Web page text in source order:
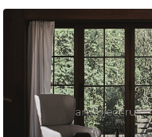
Стулья